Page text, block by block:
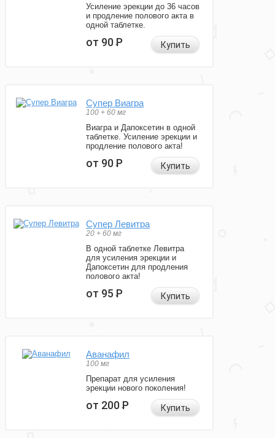
Усиление эрекции до 36 часов
и продление полового акта в
одной таблетке.
от 90Р Купить
Супер Виагра
100 + 60 мг
Виагра и Дапоксетин в одной
таблетке. Усиление эрекции и
продление полового акта!
от 90Р Купить
Супер Левитра
20 + 60 мг
В одной таблетке Левитра
для усиления эрекции и
Дапоксетин для продления
полового акта!
от 95Р Купить
Аванафил
100 мг
Препарат для усиления
эрекции нового поколения!
от 200Р Купить